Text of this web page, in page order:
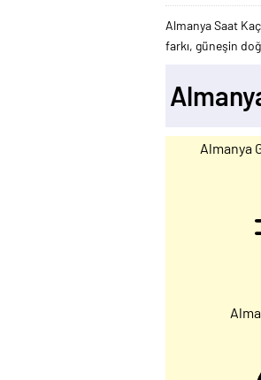
Almanya Saat
farkı, güneşin
Almanya